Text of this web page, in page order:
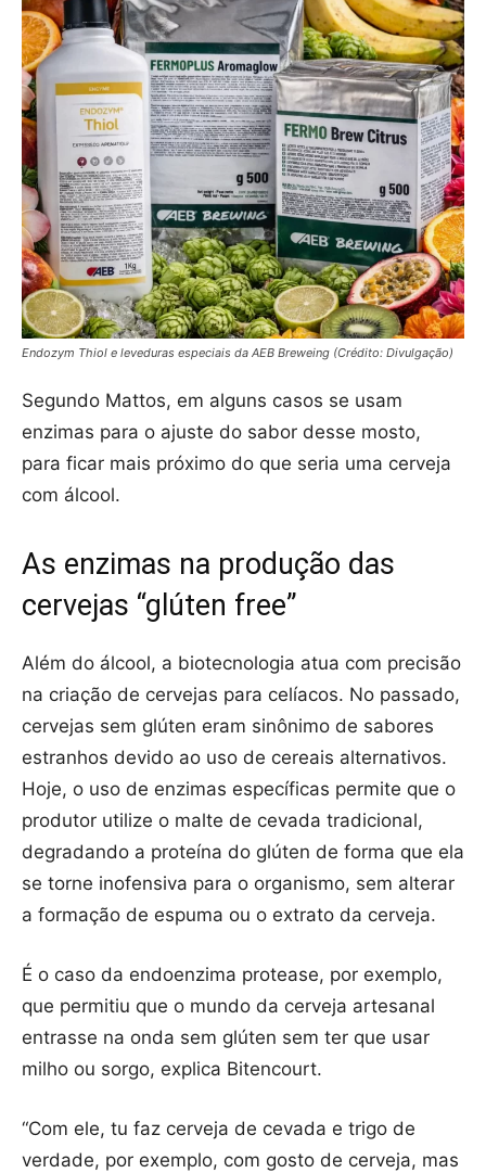
Endozym Thiol e leveduras especiais da AEB Breweing (Crédito: Divulgação)
Segundo Mattos, em alguns casos se usam
enzimas para o ajuste do sabor desse mosto,
para ficar mais próximo do que seria uma cerveja
com álcool.
As enzimas na produção das
cervejas “glúten free”
Além do álcool, a biotecnologia atua com precisão
na criação de cervejas para celíacos. No passado,
cervejas sem glúten eram sinônimo de sabores
estranhos devido ao uso de cereais alternativos.
Hoje, o uso de enzimas específicas permite que o
produtor utilize o malte de cevada tradicional,
degradando a proteína do glúten de forma que ela
se torne inofensiva para o organismo, sem alterar
a formação de espuma ou o extrato da cerveja.
É o caso da endoenzima protease, por exemplo,
que permitiu que o mundo da cerveja artesanal
entrasse na onda sem glúten sem ter que usar
milho ou sorgo, explica Bitencourt.
“Com ele, tu faz cerveja de cevada e trigo de
verdade, por exemplo, com gosto de cerveja, mas